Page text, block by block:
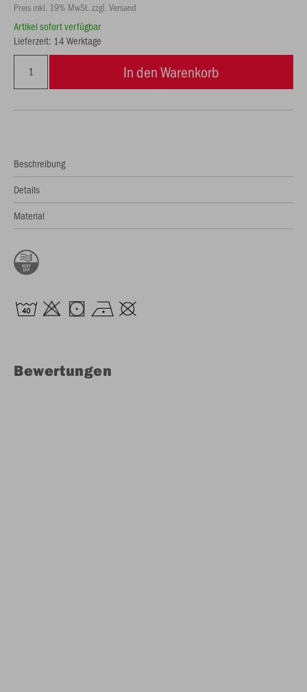
Preis inkl. 19% MwSt. zzgl. Versand
Artikel sofort verfügbar
Lieferzeit: 14 Werktage
In den Warenkorb
Beschreibung
Details
Material
Bewertungen